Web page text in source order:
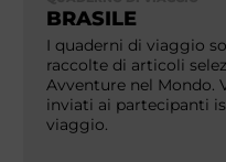
BRASILE
I quaderni di viaggio
raccolte di articoli
Avventure nel Mondo.
inviati ai partecipanti
viaggio.